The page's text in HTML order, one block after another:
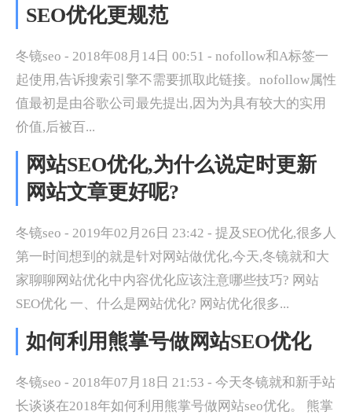
SEO优化更规范
冬镜seo - 2018年08月14日 00:51 - nofollow和A标签一
起使用,告诉搜索引擎不需要抓取此链接。nofollow属性
值最初是由谷歌公司最先提出,因为为具有较大的实用
价值,后被百...
网站SEO优化,为什么说定时更新
网站文章更好呢?
冬镜seo - 2019年02月26日 23:42 - 提及SEO优化,很多人
第一时间想到的就是针对网站做优化,今天,冬镜就和大
家聊聊网站优化中内容优化应该注意哪些技巧? 网站
SEO优化 一、什么是网站优化? 网站优化很多...
如何利用熊掌号做网站SEO优化
冬镜seo - 2018年07月18日 21:53 - 今天冬镜就和新手站
长谈谈在2018年如何利用熊掌号做网站seo优化。 熊掌